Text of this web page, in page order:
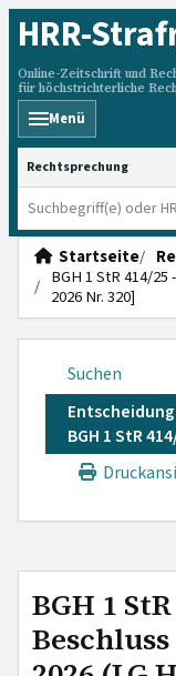
HRR-
Online-Zeitschrift und
für höchstrichterliche
Menü
HRRS durchsuchen
Startseite
BGH 1 StR 414/25
2026 Nr. 320]
Suchen
Entscheidung
BGH 1 StR
BGH 1